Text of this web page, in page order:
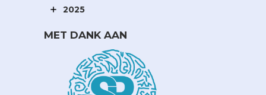
2025
MET DANK AAN